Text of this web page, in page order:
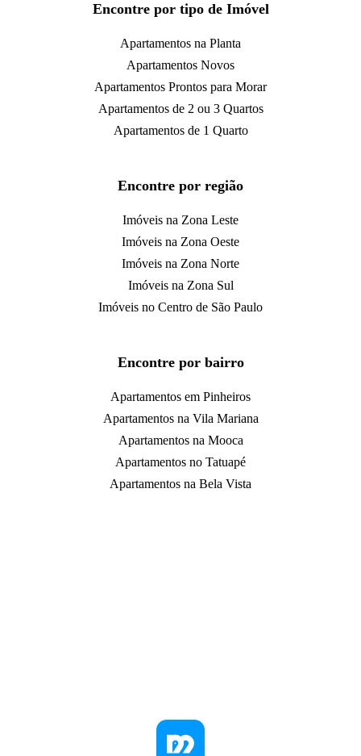
Encontre por tipo de Imóvel
Apartamentos na Planta
Apartamentos Novos
Apartamentos Prontos para Morar
Apartamentos de 2 ou 3 Quartos
Apartamentos de 1 Quarto
Encontre por região
Imóveis na Zona Leste
Imóveis na Zona Oeste
Imóveis na Zona Norte
Imóveis na Zona Sul
Imóveis no Centro de São Paulo
Encontre por bairro
Apartamentos em Pinheiros
Apartamentos na Vila Mariana
Apartamentos na Mooca
Apartamentos no Tatuapé
Apartamentos na Bela Vista